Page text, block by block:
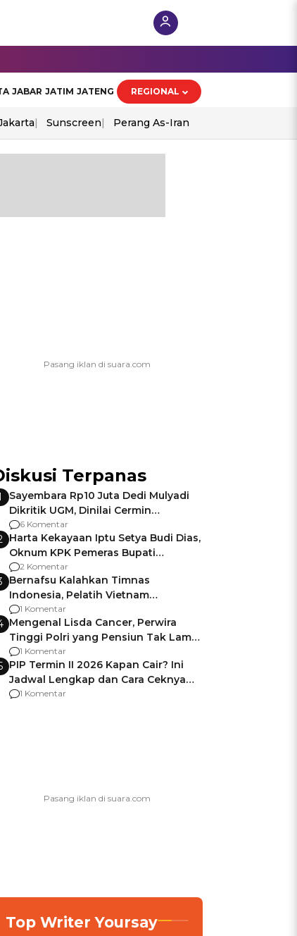
JABAR JATIM JATENG REGIONAL
Sunscreen Perang As-Iran
Terpanas
Sayembara Rp10 Juta Dedi Mulyadi
Dikritik UGM, Dinilai Cermin
Gagalnya Negara Jamin Keamanan
6 Komentar
Harta Kekayaan Iptu Setya Budi Dias,
Oknum KPK Pemeras Bupati
Pemalang
2 Komentar
Bernafsu Kalahkan Timnas
Indonesia, Pelatih Vietnam
Berencana Pakai Jimat di Pakansari
1 Komentar
Mengenal Lisda Cancer, Perwira
Tinggi Polri yang Pensiun Tak Lama
Usai Jadi Brigjen
1 Komentar
PIP Termin II 2026 Kapan Cair? Ini
Jadwal Lengkap dan Cara Ceknya
agar Dana Tidak Hangus!
1 Komentar
Top Writer Yoursay